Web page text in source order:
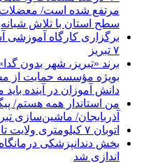
سطح استان با تلاش
برگزاری کارگاه
۷ تبریز
برند «تبریز، شهر بدون
بویژه مؤسسه حمایت از
دانش آموزان در آینده
من استاندار همه هستم/
آذربایجان/ ماشین‌سازی
اتوبان ۷ کیلومتری ولایت تا سه ماه آینده به کرکج می‌رسد
بخش دندانپزشکی
اندازی شد